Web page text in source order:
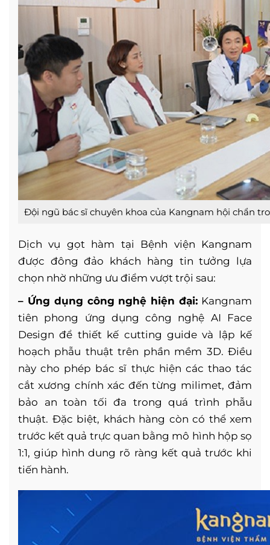
Đội ngũ bác sĩ chuyên khoa của Kangnam hội chẩn
Dịch vụ gọt hàm tại Bệnh viện Kangnam
được đông đảo khách hàng tin tưởng lựa
chọn nhờ những ưu điểm vượt trội sau:
– Ứng dụng công nghệ hiện đại: Kangnam
tiên phong ứng dụng công nghệ AI Face
Design để thiết kế cutting guide và lập kế
hoạch phẫu thuật trên phần mềm 3D. Điều
này cho phép bác sĩ thực hiện các thao tác
cắt xương chính xác đến từng milimet, đảm
bảo an toàn tối đa trong quá trình phẫu
thuật. Đặc biệt, khách hàng còn có thể xem
trước kết quả trực quan bằng mô hình hộp sọ
1:1, giúp hình dung rõ ràng kết quả trước khi
tiến hành.